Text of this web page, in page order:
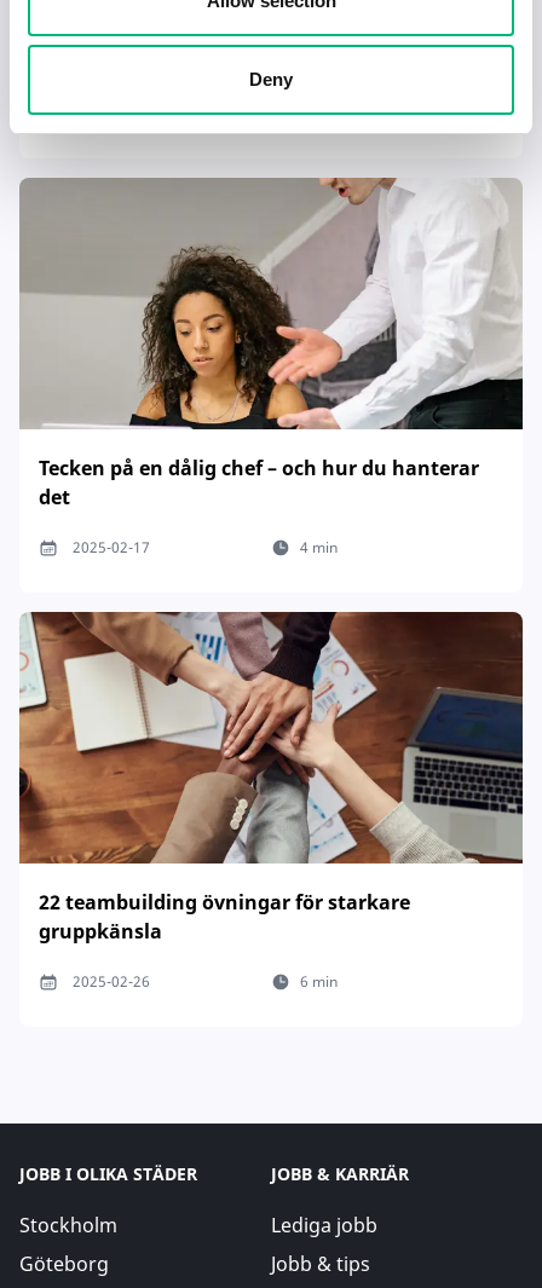
Deny
2025-02-20 5 min
Tecken på en dålig chef – och hur du hanterar
det
2025-02-17 4 min
22 teambuilding övningar för starkare
gruppkänsla
2025-02-26 6 min
JOBB I OLIKA STÄDER
Stockholm
Göteborg
JOBB & KARRIÄR
Lediga jobb
Jobb & tips